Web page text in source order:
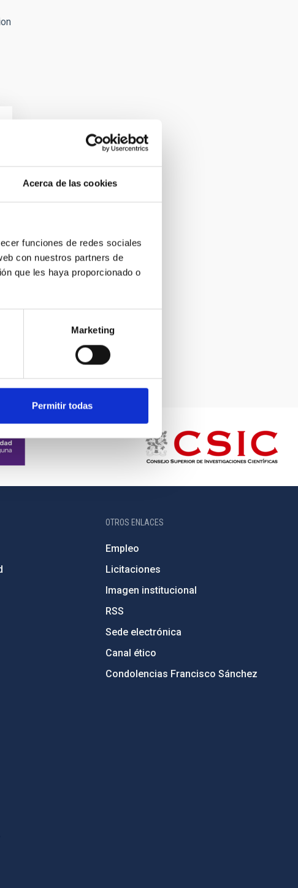
Acerca de las cookies
funciones de redes sociales
con nuestros partners de
que les haya proporcionado o
Marketing
Permitir todas
OTROS ENLACES
Empleo
Licitaciones
Imagen institucional
RSS
Sede electrónica
Canal ético
Condolencias Francisco Sánchez